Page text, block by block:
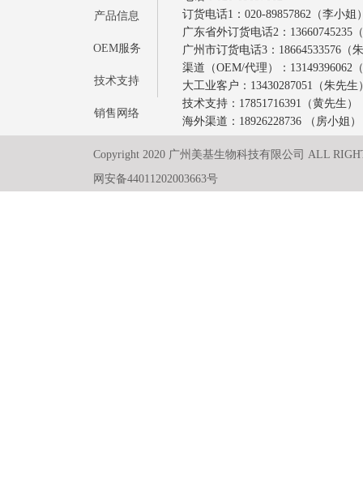
产品信息
OEM服务
技术支持
销售网络
订货电话1：020-89857862（李小姐
广东省外订货电话2：13660745235
广州市订货电话3：18664533576（
渠道（OEM/代理）：13149396062
大工业客户：13430287051（朱先生
技术支持：17851716391（黄先生）
海外渠道：18926228736 （房小姐）
Copyright 2020 广州美基生物科技有限公司 ALL
网安备44011202003663号